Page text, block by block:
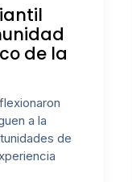
de la
a la
de